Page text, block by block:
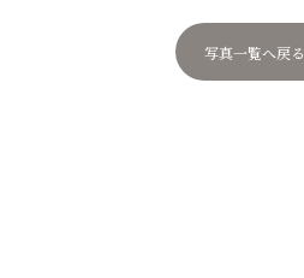
写真一覧へ戻る